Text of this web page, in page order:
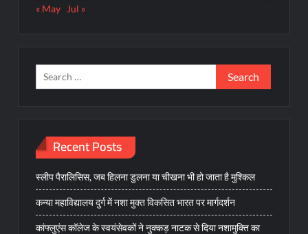
« May Jul »
Search
for:
Recent Posts
स्लीप पैरालिसिस, जब हिलना डुलना या चीखना भी हो जाता है मुश्किल
कन्या महाविद्यालय दुर्ग में नशा मुक्त विकसित भारत पर मार्गदर्शन
कांफ्लुएंस कॉलेज के स्वयंसेवकों ने नुक्कड़ नाटक से दिया नशामुक्ति का